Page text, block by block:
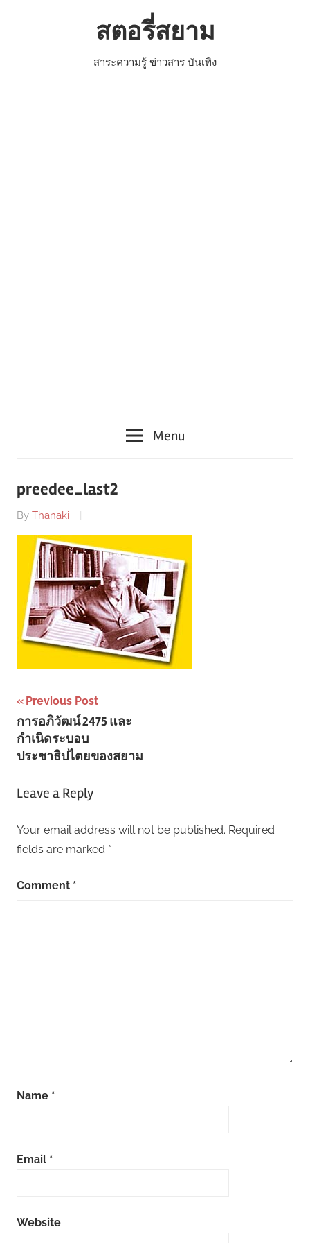
สตอรี่สยาม
สาระความรู้ ข่าวสาร บันเทิง
Menu
preedee_last2
By Thanaki
Post
navigation
Previous Post
การอภิวัฒน์ 2475 และ
กำเนิดระบอบ
ประชาธิปไตยของสยาม
Leave a Reply
Your email address will not be published. Required
fields are marked *
Comment *
Name *
Email *
Website